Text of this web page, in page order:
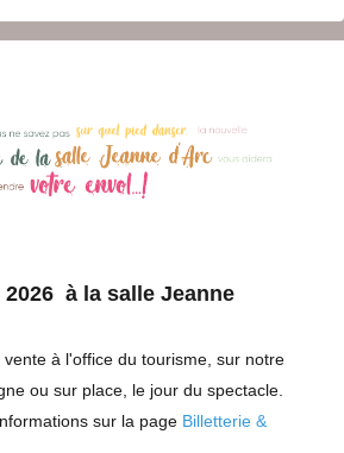
2026 à la salle Jeanne
vente à l'office du tourisme, sur notre
ou sur place, le jour du spectacle.
sur la page Billetterie &